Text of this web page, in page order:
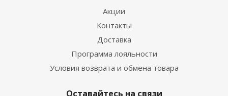
Акции
Контакты
Доставка
Программа лояльности
Условия возврата и обмена товара
Оставайтесь на связи